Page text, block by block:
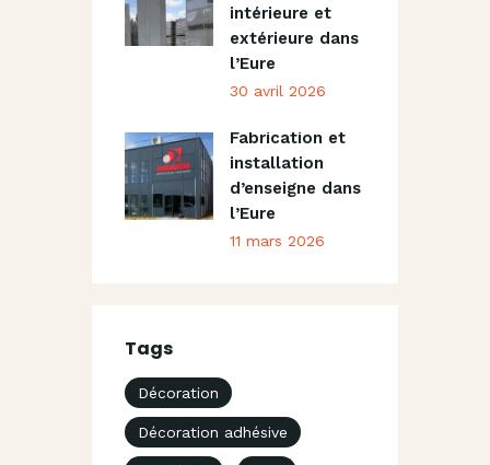
intérieure et
extérieure dans
l’Eure
30 avril 2026
Fabrication et
installation
d’enseigne dans
l’Eure
11 mars 2026
Tags
Décoration
Décoration adhésive